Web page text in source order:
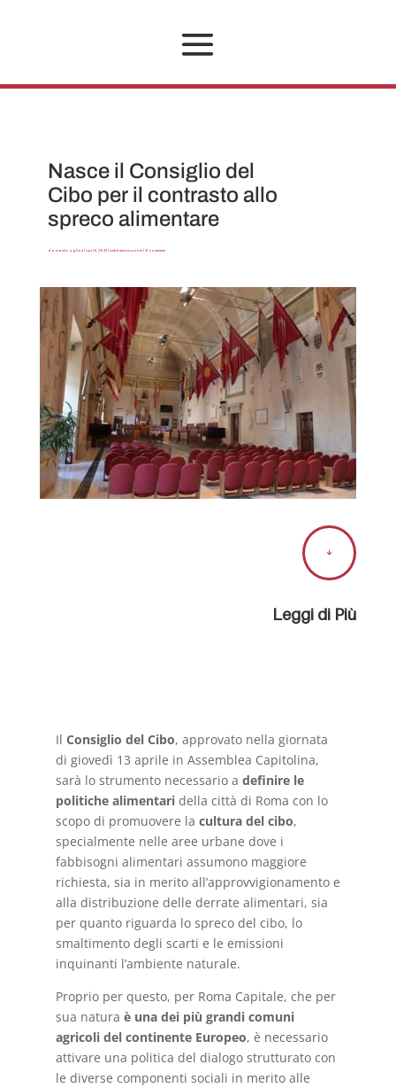
Nasce il Consiglio del
Cibo per il contrasto allo
spreco alimentare
daDanilo Aglioti |Apr 14, 2023 |Delibere e Mozioni | 0 commenti

Leggi di Più
Il Consiglio del Cibo, approvato nella giornata
di giovedì 13 aprile in Assemblea Capitolina,
sarà lo strumento necessario a definire le
politiche alimentaridella città di Roma con lo
scopo di promuovere la cultura del cibo,
specialmente nelle aree urbane dove i
fabbisogni alimentari assumono maggiore
richiesta, sia in merito all’approvvigionamento e
alla distribuzione delle derrate alimentari, sia
per quanto riguarda lo spreco del cibo, lo
smaltimento degli scarti e le emissioni
inquinanti l’ambiente naturale.
Proprio per questo, per Roma Capitale, che per
sua natura è una dei più grandi comuni
agricoli del continente Europeo, è necessario
attivare una politica del dialogo strutturato con
le diverse componenti sociali in merito alle